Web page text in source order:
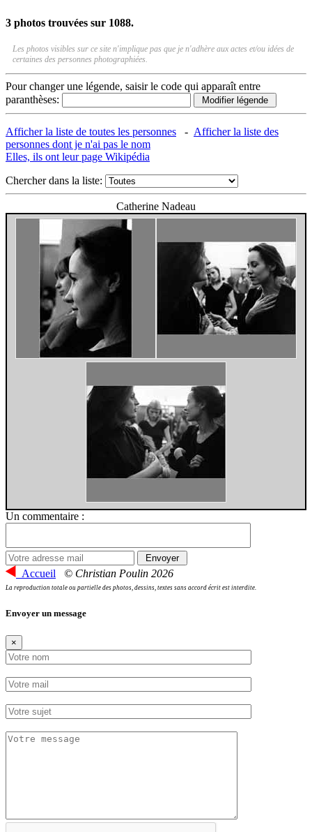
3 photos trouvées sur 1088.
Les photos visibles sur ce site n'implique pas que je n'adhère aux actes et/ou idées de
certaines des personnes photographiées.
Pour changer une légende, saisir le code qui apparaît entre
paranthèses:
Afficher la liste de toutes les personnes - Afficher la liste des
personnes dont je n'ai pas le nom
Elles, ils ont leur page Wikipédia
Chercher dans la liste:
Catherine Nadeau
Un commentaire :
Accueil © Christian Poulin 2026
La reproduction totale ou partielle des photos, dessins, textes sans accord écrit est interdite.
Envoyer un message
×